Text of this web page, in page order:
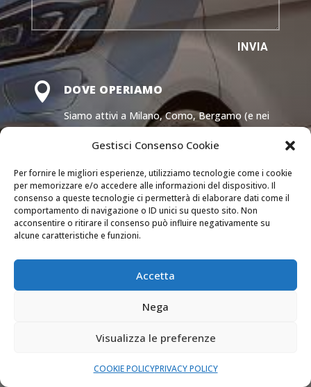
Gestisci Consenso Cookie
Per fornire le migliori esperienze, utilizziamo tecnologie come i cookie
per memorizzare e/o accedere alle informazioni del dispositivo. Il
consenso a queste tecnologie ci permetterà di elaborare dati come il
comportamento di navigazione o ID unici su questo sito. Non
acconsentire o ritirare il consenso può influire negativamente su
alcune caratteristiche e funzioni.
Accetta
Nega
Visualizza le preferenze
COOKIE POLICYPRIVACY POLICY
INVIA
 DOVE OPERIAMO
Siamo attivi a Milano, Como, Bergamo (e nei
 SEMPRE APERTI
Il nostro servizio di assistenza è attivo 24 ore
su 24 tutti i giorni dell’anno.
 PREVENTIVI GRATUITI
nessun impegno.